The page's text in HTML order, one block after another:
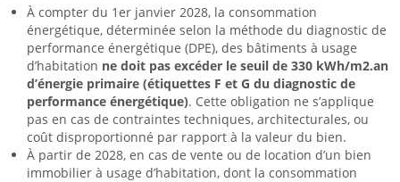
À compter du 1er janvier 2028, la consommation
énergétique, déterminée selon la méthode du diagnostic de
performance énergétique (DPE), des bâtiments à usage
d’habitation ne doit pas excéder le seuil de 330 kWh/m2.an
d’énergie primaire (étiquettes F et G du diagnostic de
performance énergétique). Cette obligation ne s’applique
pas en cas de contraintes techniques, architecturales, ou
coût disproportionné par rapport à la valeur du bien.
À partir de 2028, en cas de vente ou de location d’un bien
immobilier à usage d’habitation, dont la consommation